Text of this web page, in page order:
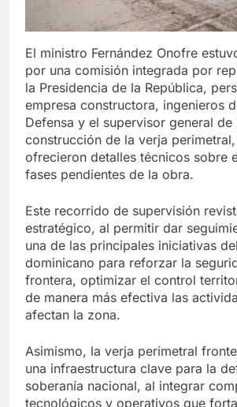
El ministro Fernández Onofre
por una comisión integrada por
la Presidencia de la República,
empresa constructora, ingenieros
Defensa y el supervisor general
construcción de la verja
ofrecieron detalles técnicos sobre
fases pendientes de la obra.
Este recorrido de supervisión
estratégico, al permitir dar
una de las principales iniciativas
dominicano para reforzar la
frontera, optimizar el control
de manera más efectiva las
afectan la zona.
Asimismo, la verja perimetral
una infraestructura clave para la
soberanía nacional, al integrar
tecnológicos y operativos que